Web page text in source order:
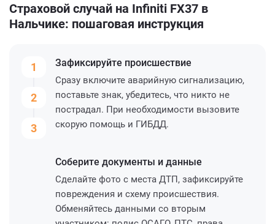
Страховой случай на Infiniti FX37 в
Нальчике: пошаговая инструкция
1
2
3
Зафиксируйте происшествие
Сразу включите аварийную сигнализацию,
поставьте знак, убедитесь, что никто не
пострадал. При необходимости вызовите
скорую помощь и ГИБДД.
Соберите документы и данные
Сделайте фото с места ДТП, зафиксируйте
повреждения и схему происшествия.
Обменяйтесь данными со вторым